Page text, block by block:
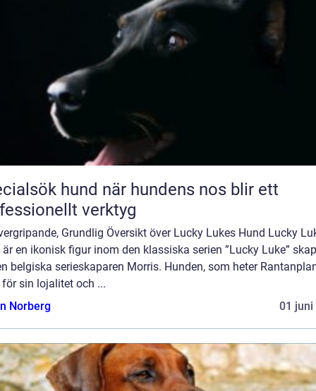
hund när hundens nos blir ett
verktyg
Grundlig Översikt över Lucky Lukes Hund Lucky
en ikonisk figur inom den klassiska serien ”Lucky Luke”
belgiska serieskaparen Morris. Hunden, som heter
sin lojalitet och ...
Norberg
01 juni